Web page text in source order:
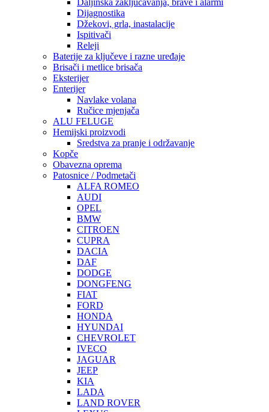
Daljinska zaključavanja, brave i alarmi
Dijagnostika
Džekovi, grla, inastalacije
Ispitivači
Releji
Baterije za ključeve i razne uređaje
Brisači i metlice brisača
Eksterijer
Enterijer
Navlake volana
Ručice mjenjača
ALU FELUGE
Hemijski proizvodi
Sredstva za pranje i održavanje
Kopče
Obavezna oprema
Patosnice / Podmetači
ALFA ROMEO
AUDI
OPEL
BMW
CITROEN
CUPRA
DACIA
DAF
DODGE
DONGFENG
FIAT
FORD
HONDA
HYUNDAI
CHEVROLET
IVECO
JAGUAR
JEEP
KIA
LADA
LAND ROVER